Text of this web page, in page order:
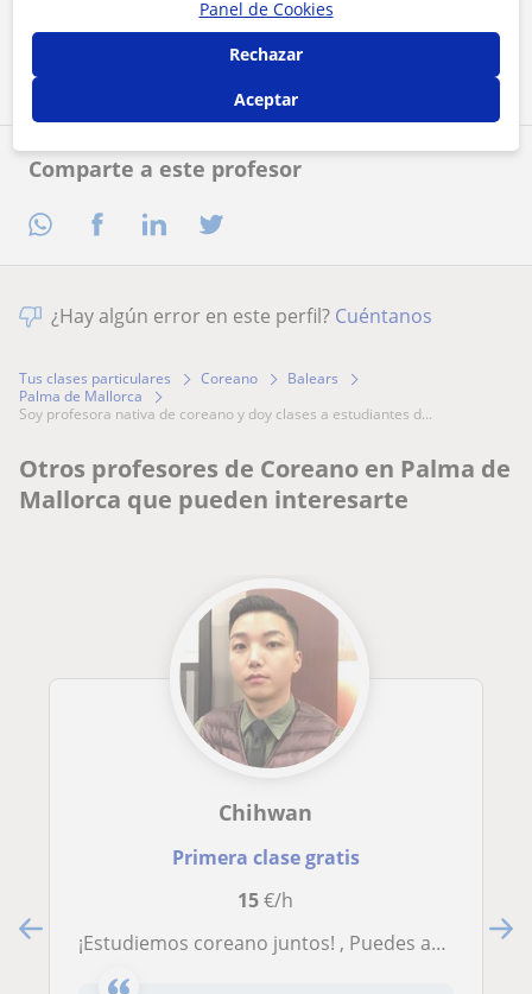
Comparte a este profesor
Contactar ahora
¿Hay algún error en este perfil? Cuéntanos
Tus clases particulares Coreano
Balears
Palma de Mallorca
soy profesora nativa de coreano y doy clases a estudiantes d...
Otros profesores de Coreano en Palma de
Mallorca que pueden interesarte
Chihwan
Primera clase gratis
15€/h
¡Estudiemos coreano juntos! , Puedes aprender. Dos idiomas coreanos: Seúl y Busan
Panel de Cookies
Rechazar
Aceptar